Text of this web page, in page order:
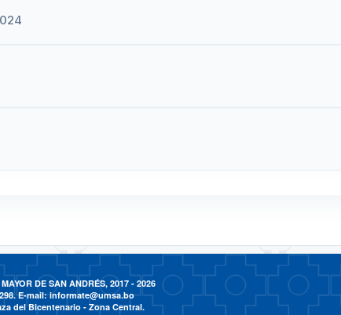
DE SAN ANDRÉS, 2017 - 2026
E-mail:informate@umsa.bo
del Bicentenario - Zona Central.